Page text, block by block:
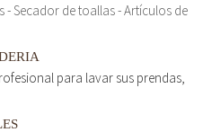
- Secador de toallas - Artículos de
para lavar sus prendas,